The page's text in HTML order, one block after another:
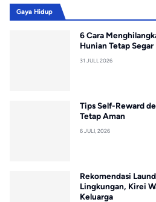
Gaya Hidup
6 Cara
Hunian Tetap
31 JULI, 2026
Tips Self-Reward
Tetap Aman
6 JULI, 2026
Rekomendasi
Lingkungan, Kirei
Keluarga